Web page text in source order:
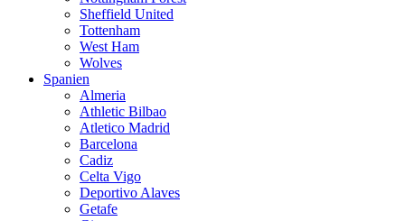
Sheffield United
Tottenham
West Ham
Wolves
Spanien
Almeria
Athletic Bilbao
Atletico Madrid
Barcelona
Cadiz
Celta Vigo
Deportivo Alaves
Getafe